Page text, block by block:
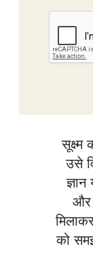
उसे
और
को